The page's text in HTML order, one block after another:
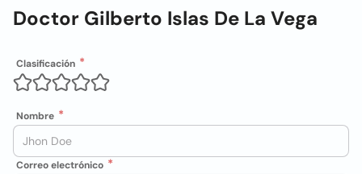
Doctor Gilberto Islas De La Vega
Clasificación
Nombre
Correo electrónico